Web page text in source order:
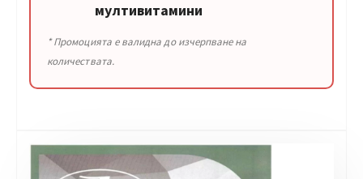
мултивитамини
* Промоцията е валидна до изчерпване на
количествата.